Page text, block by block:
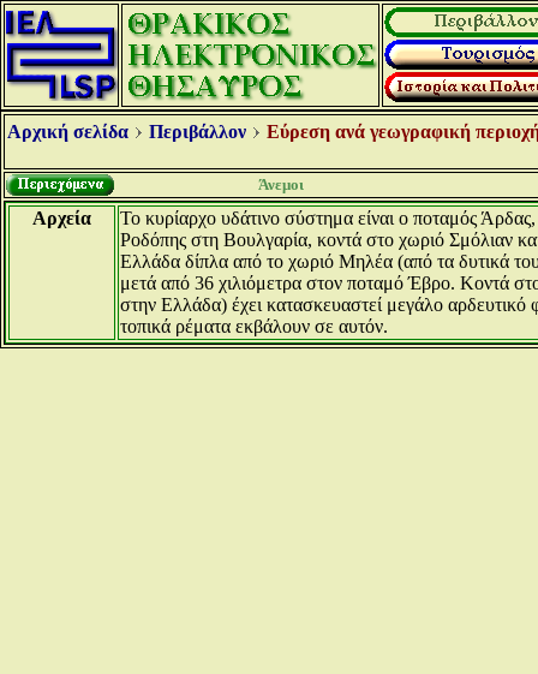
Αρχική σελίδα Περιβάλλον Εύρεση ανά γεωγραφική
Άνεμοι
Αρχεία
Το κυρίαρχο υδάτινο σύστημα είναι ο ποταμός
Ροδόπης στη Βουλγαρία, κοντά στο χωριό Σμόλιαν
Ελλάδα δίπλα από το χωριό Μηλέα (από τα δυτικά
μετά από 36 χιλιόμετρα στον ποταμό Έβρο. Κοντά
στην Ελλάδα) έχει κατασκευαστεί μεγάλο
τοπικά ρέματα εκβάλουν σε αυτόν.